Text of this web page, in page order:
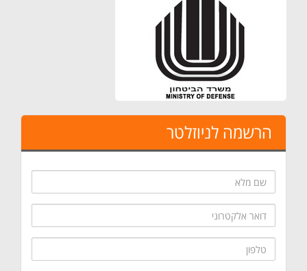
הרשמה לניוזלטר
שם
מלא
דואר
אלקטרוני
טלפון